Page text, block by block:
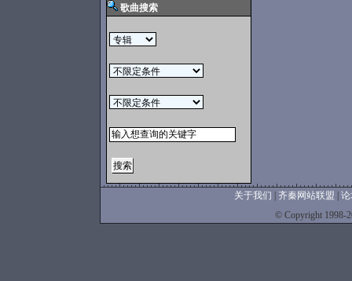
歌曲搜索
关于我们 齐秦网站联盟
© Copyright 1998-